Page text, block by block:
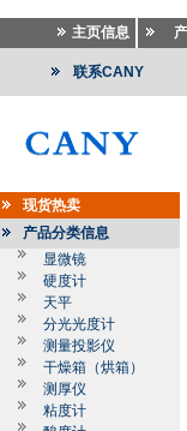
主页信息
联系CANY
现货热卖
产品分类信息
显微镜
硬度计
天平
分光光度计
测量投影仪
干燥箱（烘箱）
测厚仪
粘度计